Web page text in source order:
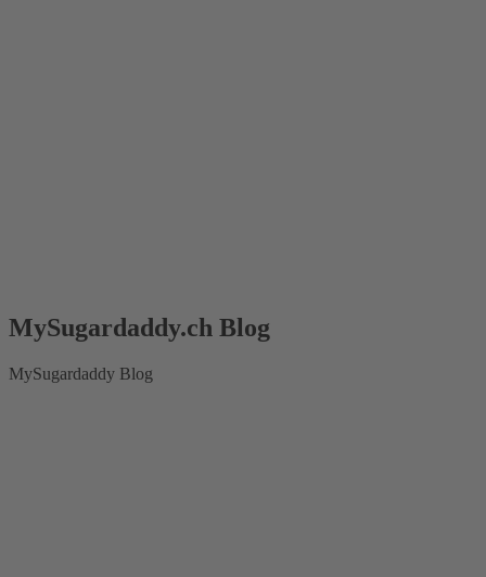
MySugardaddy.ch Blog
MySugardaddy Blog